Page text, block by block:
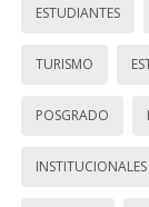
ESTUDIANTES
TURISMO
POSGRADO
INSTITUCIONALES